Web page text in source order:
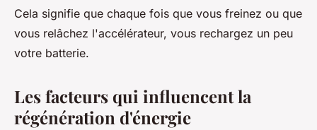
Cela signifie que chaque fois que vous freinez ou que
vous relâchez l'accélérateur, vous rechargez un peu
votre batterie.
Les facteurs qui influencent la
régénération d'énergie